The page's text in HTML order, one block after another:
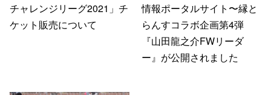
チャレンジリーグ2021」チ
ケット販売について
情報ポータルサイト〜縁と
らんすコラボ企画第4弾
『山田龍之介FWリーダ
ー』が公開されました